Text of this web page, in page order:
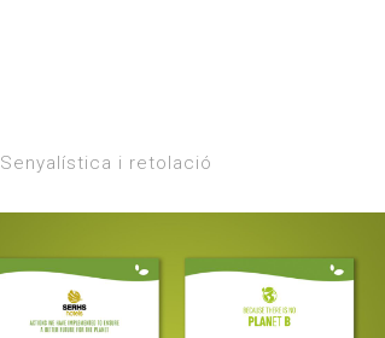
Senyalística i retolació